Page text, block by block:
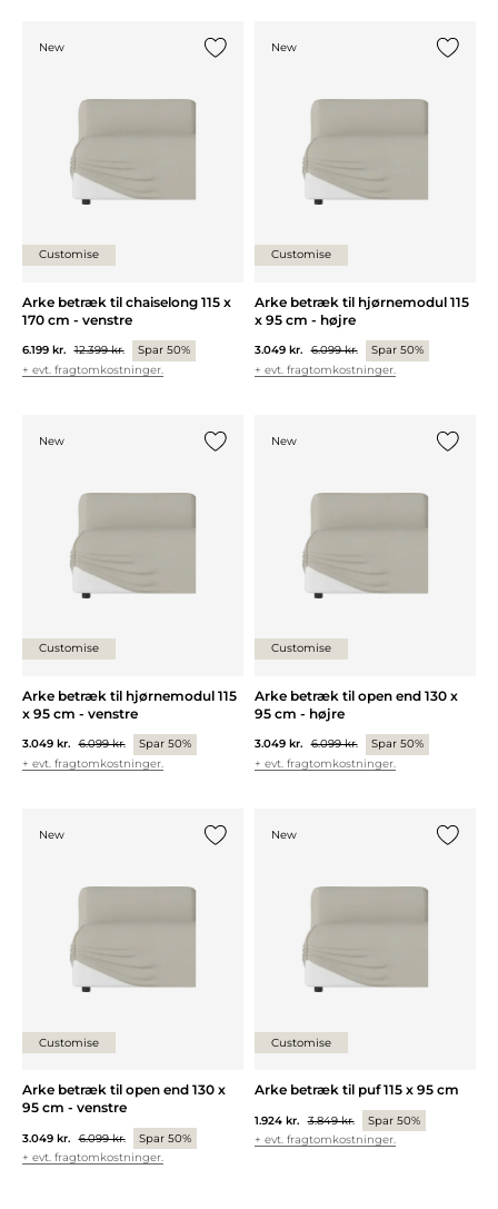
New
Customise
Arke betræk til chaiselong 115 x
170 cm - venstre
6.199 kr. 12.399 kr.
Spar 50%
+ evt. fragtomkostninger.
New
Customise
Arke betræk til hjørnemodul 115
x 95 cm - højre
3.049 kr. 6.099 kr.
Spar 50%
+ evt. fragtomkostninger.
New
Customise
Arke betræk til hjørnemodul 115
x 95 cm - venstre
3.049 kr. 6.099 kr.
Spar 50%
+ evt. fragtomkostninger.
New
Customise
Arke betræk til open end 130 x
95 cm - højre
3.049 kr. 6.099 kr.
Spar 50%
+ evt. fragtomkostninger.
New
Customise
Arke betræk til open end 130 x
95 cm - venstre
3.049 kr. 6.099 kr.
Spar 50%
+ evt. fragtomkostninger.
New
Customise
Arke betræk til puf 115 x 95 cm
1.924 kr. 3.849 kr.
Spar 50%
+ evt. fragtomkostninger.